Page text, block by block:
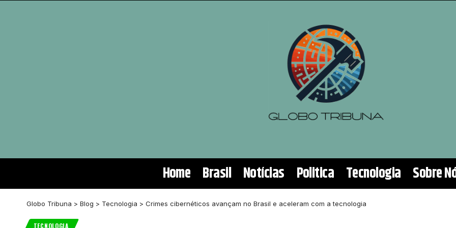
Home Brasil Notícias Politica Tecnologia Sobre
Globo Tribuna > Blog > Tecnologia > Crimes cibernéticos avançam no Brasil e aceleram com a tecnologia
TECNOLOGIA